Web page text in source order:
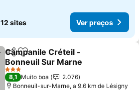
12 sites Ver preços
PartilharAdicionar aos favoritos
Campanile Créteil -
Bonneuil Sur Marne
Ver preços
3 Estrelas
8,1 Muito boa
2.076
Bonneuil-sur-Marne, a 9.6 km de Lésigny